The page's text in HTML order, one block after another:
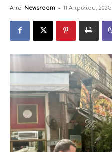
Από Newsroom - 11 Απριλίου, 2025